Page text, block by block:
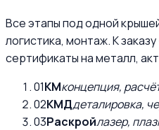
Все этапы под одной
логистика, монтаж. К
сертификаты на металл,
01КМконцепция,
02КМДдеталировка,
03Раскройлазер,